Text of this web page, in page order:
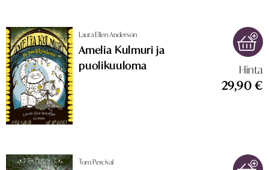
Hinta
29,90 €
Laura Ellen Anderson
Amelia Kulmuri ja
puolikuuloma
Tom Percival